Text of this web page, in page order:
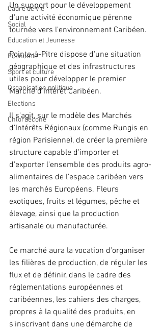
Cadre de vie
Social
Education et Jeunesse
Economie
Sport et culture
Organisation politique
Elections
Chlordécone
Un support pour le développement
d'une activité économique pérenne
tournée vers l'environnement Caribéen.
Pointe-à-Pitre dispose d'une situation
géographique et des infrastructures
utiles pour développer le premier
Marché d'Intérêt Caribéen.
Il s'agit, sur le modèle des Marchés
d'Intérêts Régionaux (comme Rungis en
région Parisienne), de créer la première
structure capable d'importer et
d'exporter l'ensemble des produits agro-
alimentaires de l'espace caribéen vers
les marchés Européens. Fleurs
exotiques, fruits et légumes, pêche et
élevage, ainsi que la production
artisanale ou manufacturée.
Ce marché aura la vocation d'organiser
les filières de production, de réguler les
flux et de définir, dans le cadre des
réglementations européennes et
caribéennes, les cahiers des charges,
propres à la qualité des produits, en
s'inscrivant dans une démarche de